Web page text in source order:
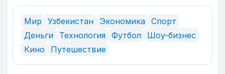
Мир Узбекистан Экономика Спорт
Деньги
Технология Футбол
Шоу-бизнес
Кино
Путешествие